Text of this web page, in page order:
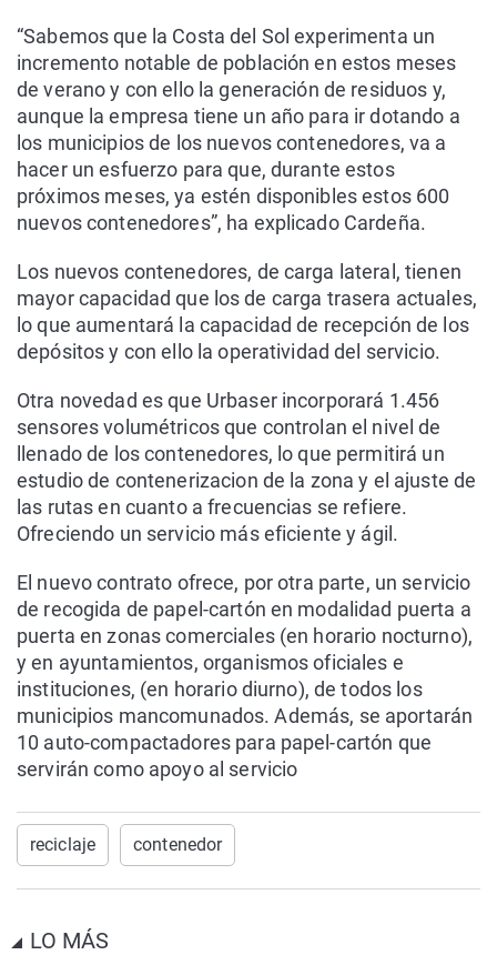
“Sabemos que la Costa del Sol experimenta un
incremento notable de población en estos meses
de verano y con ello la generación de residuos y,
aunque la empresa tiene un año para ir dotando a
los municipios de los nuevos contenedores, va a
hacer un esfuerzo para que, durante estos
próximos meses, ya estén disponibles estos 600
nuevos contenedores”, ha explicado Cardeña.
Los nuevos contenedores, de carga lateral, tienen
mayor capacidad que los de carga trasera actuales,
lo que aumentará la capacidad de recepción de los
depósitos y con ello la operatividad del servicio.
Otra novedad es que Urbaser incorporará 1.456
sensores volumétricos que controlan el nivel de
llenado de los contenedores, lo que permitirá un
estudio de contenerizacion de la zona y el ajuste de
las rutas en cuanto a frecuencias se refiere.
Ofreciendo un servicio más eficiente y ágil.
El nuevo contrato ofrece, por otra parte, un servicio
de recogida de papel-cartón en modalidad puerta a
puerta en zonas comerciales (en horario nocturno),
y en ayuntamientos, organismos oficiales e
instituciones, (en horario diurno), de todos los
municipios mancomunados. Además, se aportarán
10 auto-compactadores para papel-cartón que
servirán como apoyo al servicio
reciclaje contenedor
LO MÁS